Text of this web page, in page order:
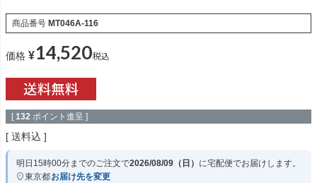
商品番号 MT046A-116
価格 ¥14,520税込
[ 132 ポイント進呈 ]
送料込
明日 15時00分までのご注文で2026/08/09（日） に宅配便でお届けします。
東京都お届け先を変更